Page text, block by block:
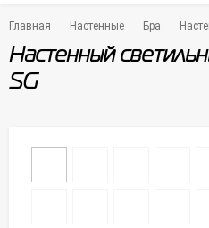
Главная Настенные Бра
Настенный
SG